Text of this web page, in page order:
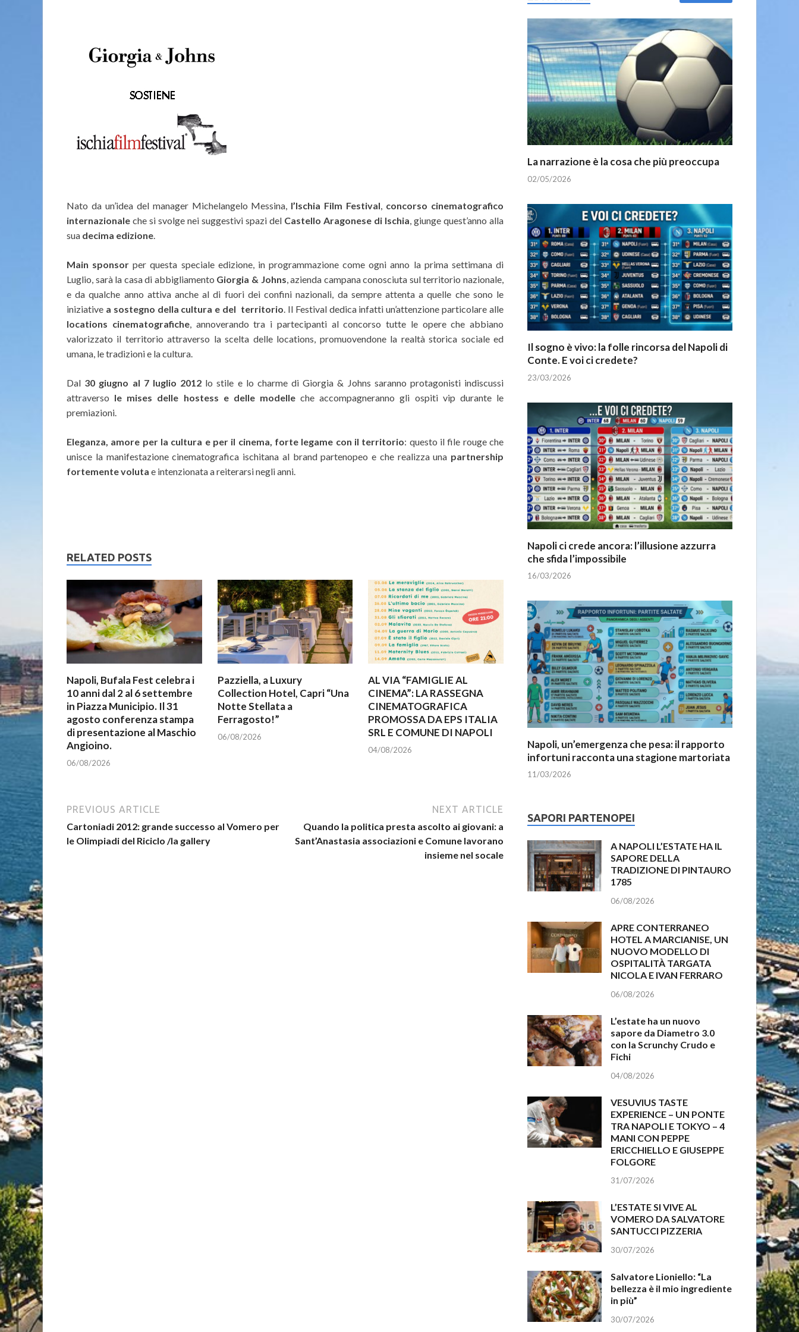
Nato da un’idea del manager Michelangelo Messina, l’Ischia Film Festival, concorso cinematografico
internazionale che si svolge nei suggestivi spazi del Castello Aragonese di Ischia, giunge quest’anno alla
sua decima edizione.
Main sponsor per questa speciale edizione, in programmazione come ogni anno la prima settimana di
Luglio, sarà la casa di abbigliamento Giorgia & Johns, azienda campana conosciuta sul territorio nazionale,
e da qualche anno attiva anche al di fuori dei confini nazionali, da sempre attenta a quelle che sono le
iniziative a sostegno della cultura e del territorio. Il Festival dedica infatti un’attenzione particolare alle
locations cinematografiche, annoverando tra i partecipanti al concorso tutte le opere che abbiano
valorizzato il territorio attraverso la scelta delle locations, promuovendone la realtà storica sociale ed
umana, le tradizioni e la cultura.
Dal 30 giugno al 7 luglio 2012 lo stile e lo charme di Giorgia & Johns saranno protagonisti indiscussi
attraverso le mises delle hostess e delle modelle che accompagneranno gli ospiti vip durante le
premiazioni.
Eleganza, amore per la cultura e per il cinema, forte legame con il territorio: questo il file rouge che
unisce la manifestazione cinematografica ischitana al brand partenopeo e che realizza una partnership
fortemente voluta e intenzionata a reiterarsi negli anni.
RELATED POSTS
Napoli, Bufala Fest celebra i
10 anni dal 2 al 6 settembre
in Piazza Municipio. Il 31
agosto conferenza stampa
di presentazione al Maschio
Angioino.
06/08/2026
Pazziella, a Luxury
Collection Hotel, Capri “Una
Notte Stellata a
Ferragosto!”
06/08/2026
AL VIA “FAMIGLIE AL
CINEMA”: LA RASSEGNA
CINEMATOGRAFICA
PROMOSSA DA EPS ITALIA
SRL E COMUNE DI NAPOLI
04/08/2026
PREVIOUS ARTICLE
Cartoniadi 2012: grande successo al Vomero per
le Olimpiadi del Riciclo /la gallery
NEXT ARTICLE
Quando la politica presta ascolto ai giovani: a
Sant’Anastasia associazioni e Comune lavorano
insieme nel socale
La narrazione è la cosa che più preoccupa
02/05/2026
Il sogno è vivo: la folle rincorsa del Napoli di
Conte. E voi ci credete?
23/03/2026
Napoli ci crede ancora: l’illusione azzurra
che sfida l’impossibile
16/03/2026
Napoli, un’emergenza che pesa: il rapporto
infortuni racconta una stagione martoriata
11/03/2026
SAPORI PARTENOPEI
A NAPOLI L’ESTATE HA IL
SAPORE DELLA
TRADIZIONE DI PINTAURO
1785
06/08/2026
APRE CONTERRANEO
HOTEL A MARCIANISE, UN
NUOVO MODELLO DI
OSPITALITÀ TARGATA
NICOLA E IVAN FERRARO
06/08/2026
L’estate ha un nuovo
sapore da Diametro 3.0
con la Scrunchy Crudo e
Fichi
04/08/2026
VESUVIUS TASTE
EXPERIENCE – UN PONTE
TRA NAPOLI E TOKYO – 4
MANI CON PEPPE
ERICCHIELLO E GIUSEPPE
FOLGORE
31/07/2026
L’ESTATE SI VIVE AL
VOMERO DA SALVATORE
SANTUCCI PIZZERIA
30/07/2026
Salvatore Lioniello: “La
bellezza è il mio ingrediente
in più”
30/07/2026